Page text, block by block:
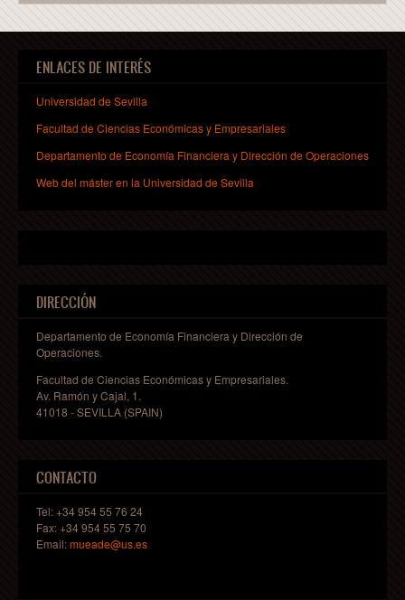
ENLACES DE INTERÉS
Universidad de Sevilla
Facultad de Ciencias Económicas y Empresariales
Departamento de Economía Financiera y Dirección de Operaciones
Web del máster en la Universidad de Sevilla
DIRECCIÓN
Departamento de Economía Financiera y Dirección de
Operaciones.
Facultad de Ciencias Económicas y Empresariales.
Av. Ramón y Cajal, 1.
41018 - SEVILLA (SPAIN)
CONTACTO
Tel: +34 954 55 76 24
Fax: +34 954 55 75 70
Email:mueade@us.es